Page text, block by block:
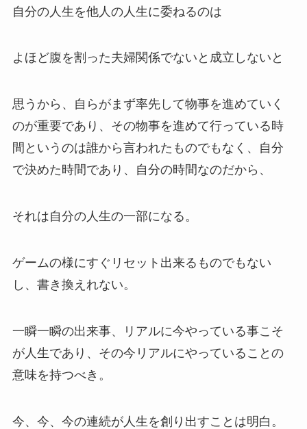
自分の人生を他人の人生に委ねるのは
よほど腹を割った夫婦関係でないと成立しないと
思うから、自らがまず率先して物事を進めていく
のが重要であり、その物事を進めて行っている時
間というのは誰から言われたものでもなく、自分
で決めた時間であり、自分の時間なのだから、
それは自分の人生の一部になる。
ゲームの様にすぐリセット出来るものでもない
し、書き換えれない。
一瞬一瞬の出来事、リアルに今やっている事こそ
が人生であり、その今リアルにやっていることの
意味を持つべき。
今、今、今の連続が人生を創り出すことは明白。